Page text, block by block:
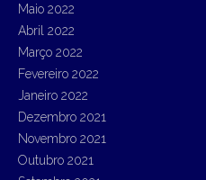
Maio 2022
Abril 2022
Março 2022
Fevereiro 2022
Janeiro 2022
Dezembro 2021
Novembro 2021
Outubro 2021